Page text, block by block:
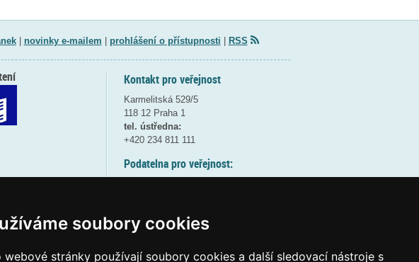
soubory cookies
webové stránky používají soubory cookies a další sledovací nástroje s
| novinky e-mailem prohlášení o přístupnosti RSS
Kontakt pro veřejnost
Karmelitská 529/5
118 12 Praha 1
tel. ústředna:
+420 234 811 111
Podatelna pro veřejnost:
(více informací